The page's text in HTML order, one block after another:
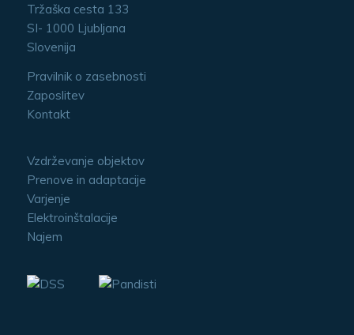
Tržaška cesta 133
SI- 1000 Ljubljana
Slovenija
Pravilnik o zasebnosti
Zaposlitev
Kontakt
Vzdrževanje objektov
Prenove in adaptacije
Varjenje
Elektroinštalacije
Najem